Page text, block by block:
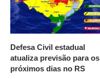
Defesa Civil estadual
atualiza previsão para os
próximos dias no RS